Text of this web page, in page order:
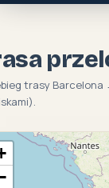
trasy Barcelona